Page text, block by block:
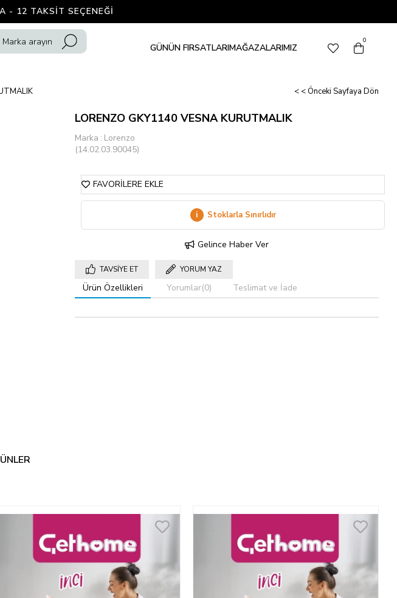
- 12 TAKSIT SEÇENEĞI
GÜNÜN FIRSATLARIMAĞAZALARIMIZ
0
< < Önceki Sayfaya Dön
LORENZO GKY1140 VESNA KURUTMALIK
Marka : Lorenzo
(14.02.03.90045)
FAVORILERE EKLE
i Stoklarla Sınırlıdır
Gelince Haber Ver
TAVSIYE ET YORUM YAZ
Ürün Özellikleri Yorumlar(0) Teslimat ve İade